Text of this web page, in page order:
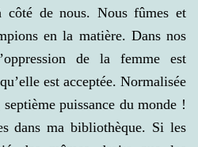
côté de nous. Nous fûmes et
en la matière. Dans nos
de la femme est
est acceptée. Normalisée
puissance du monde !
dans ma bibliothèque. Si les